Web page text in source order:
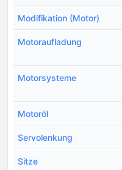
Modifikation (Motor)
Motoraufladung
Motorsysteme
Motoröl
Servolenkung
Sitze